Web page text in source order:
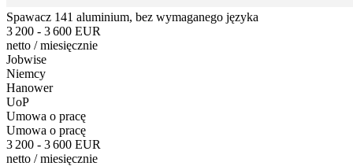
Spawacz 141 aluminium, bez wymaganego języka
3 200 - 3 600 EUR
netto /miesięcznie
Jobwise
Niemcy
Hanower
UoP
Umowa o pracę
Umowa o pracę
3 200 - 3 600 EUR
netto /miesięcznie